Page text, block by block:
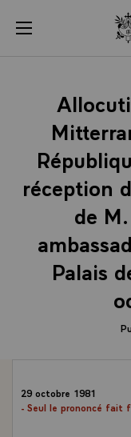
menu
réception
de
Palais
29 octobre 1981
- Seul le prononcé fait
Panneau de gestion